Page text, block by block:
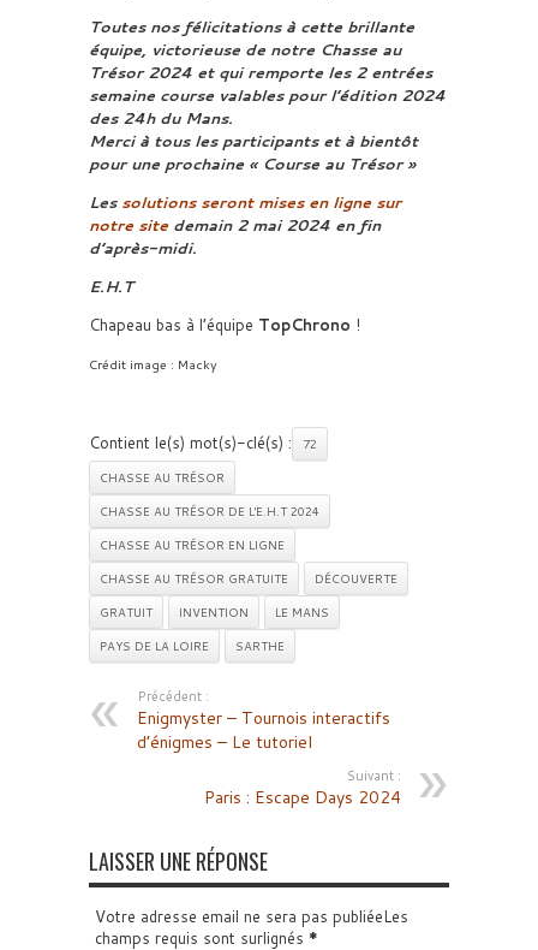
Toutes nos félicitations à cette brillante
équipe, victorieuse de notre Chasse au
Trésor 2024 et qui remporte les 2 entrées
semaine course valables pour l’édition 2024
des 24h du Mans.
Merci à tous les participants et à bientôt
pour une prochaine « Course au Trésor »
Les solutions seront mises en ligne sur
notre sitedemain 2 mai 2024 en fin
d’après-midi.
E.H.T
Chapeau bas à l’équipe TopChrono !
Crédit image : Macky
Contient le(s) mot(s)-clé(s) :
72
CHASSE AU TRÉSOR
CHASSE AU TRÉSOR DE L'E.H.T 2024
CHASSE AU TRÉSOR EN LIGNE
CHASSE AU TRÉSOR GRATUITE
DÉCOUVERTE
GRATUIT
INVENTION
LE MANS
PAYS DE LA LOIRE
SARTHE
Précédent :
Enigmyster – Tournois interactifs
d’énigmes – Le tutoriel
Suivant :
Paris : Escape Days 2024
LAISSER UNE RÉPONSE
Votre adresse email ne sera pas publiéeLes
champs requis sont surlignés *